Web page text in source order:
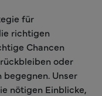
für
richtigen
Chancen
oder
Unser
nötigen Einblicke,